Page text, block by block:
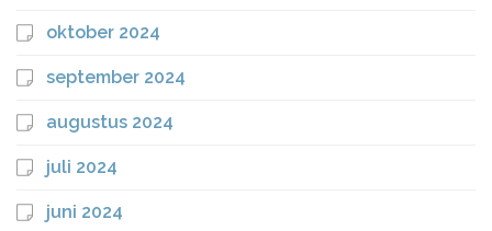
oktober 2024
september 2024
augustus 2024
juli 2024
juni 2024